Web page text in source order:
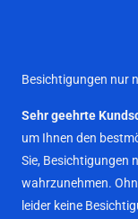
Besichtigungen nur
Sehr geehrte
um Ihnen den
Sie, Besichtigungen
wahrzunehmen.
leider keine